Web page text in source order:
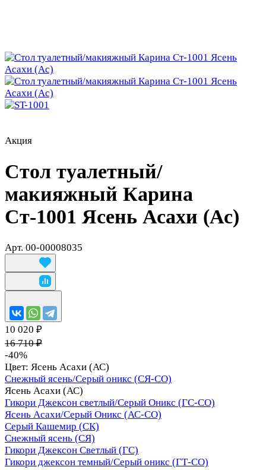
Акция
Стол туалетный/
макияжный Карина
Ст-1001 Ясень Асахи (Ас)
Арт. 00-00008035
10 020 ₽
16 710 ₽
-40%
Цвет: Ясень Асахи (АС)
Снежный ясень/Серый оникс (СЯ-СО)
Ясень Асахи (АС)
Гикори Джексон светлый/Серый Оникс (ГС-СО)
Ясень Асахи/Серый Оникс (АС-СО)
Серый Кашемир (СК)
Снежный ясень (СЯ)
Гикори Джексон Светлый (ГС)
Гикори джексон темный/Серый оникс (ГТ-СО)